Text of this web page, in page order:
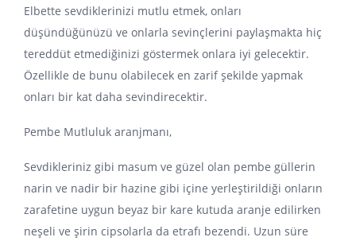
Elbette sevdiklerinizi mutlu etmek, onları
düşündüğünüzü ve onlarla sevinçlerini paylaşmakta hiç
tereddüt etmediğinizi göstermek onlara iyi gelecektir.
Özellikle de bunu olabilecek en zarif şekilde yapmak
onları bir kat daha sevindirecektir.
Pembe Mutluluk aranjmanı,
Sevdikleriniz gibi masum ve güzel olan pembe güllerin
narin ve nadir bir hazine gibi içine yerleştirildiği onların
zarafetine uygun beyaz bir kare kutuda aranje edilirken
neşeli ve şirin cipsolarla da etrafı bezendi. Uzun süre